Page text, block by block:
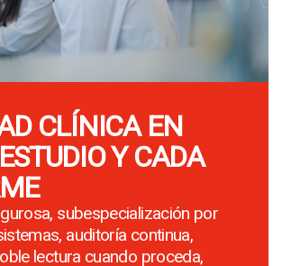
CLÍNICA EN
Y CADA
subespecialización por
auditoría continua,
lectura cuando proceda,